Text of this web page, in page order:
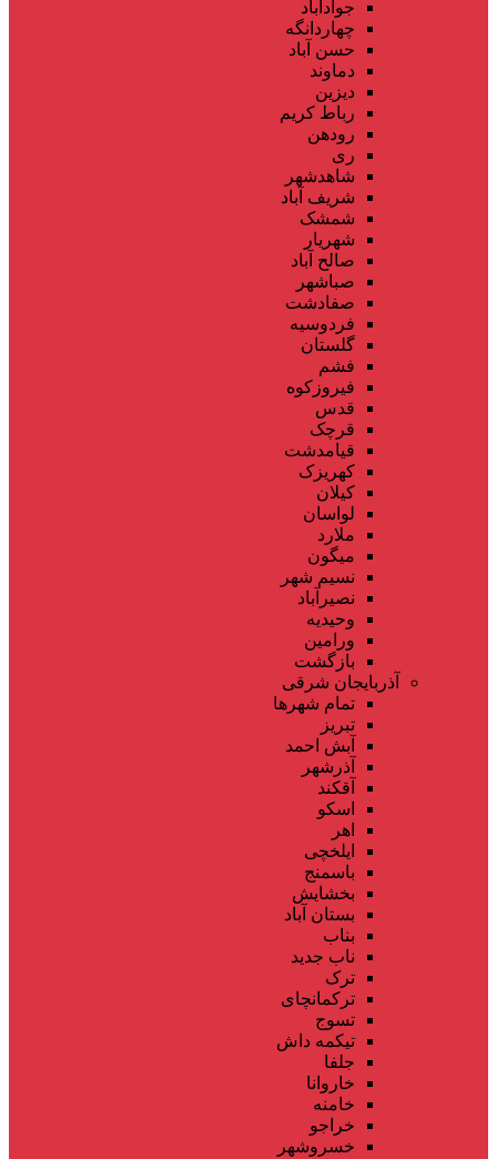
جوادآباد
چهاردانگه
حسن آباد
دماوند
دیزین
رباط کریم
رودهن
ری
شاهدشهر
شریف آباد
شمشک
شهریار
صالح آباد
صباشهر
صفادشت
فردوسیه
گلستان
فشم
فیروزکوه
قدس
قرچک
قیامدشت
کهریزک
کیلان
لواسان
ملارد
میگون
نسیم شهر
نصیرآباد
وحیدیه
ورامین
بازگشت
آذربایجان شرقی
تمام شهر‌ها
تبریز
آبش احمد
آذرشهر
آقکند
اسکو
اهر
ایلخچی
باسمنج
بخشایش
بستان آباد
بناب
ناب جدید
ترک
ترکمانچای
تسوج
تیکمه داش
جلفا
خاروانا
خامنه
خراجو
خسروشهر